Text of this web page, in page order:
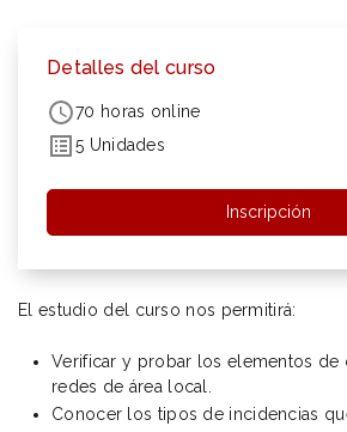
Detalles del curso
70 horas online
5 Unidades
Inscripción
El estudio del curso nos permitirá:
Verificar y probar los elementos de
redes de área local.
Conocer los tipos de incidencias